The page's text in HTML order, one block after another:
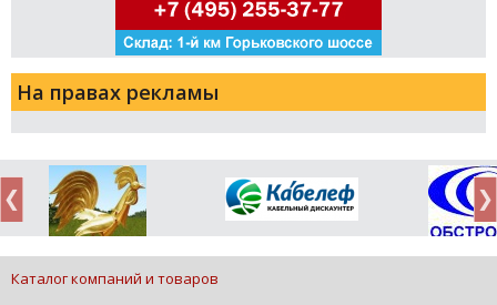
На правах рекламы
Каталог компаний и товаров